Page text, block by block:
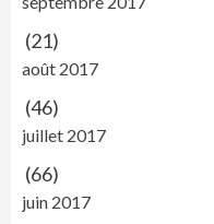
(21)
août 2017
(46)
juillet 2017
(66)
juin 2017